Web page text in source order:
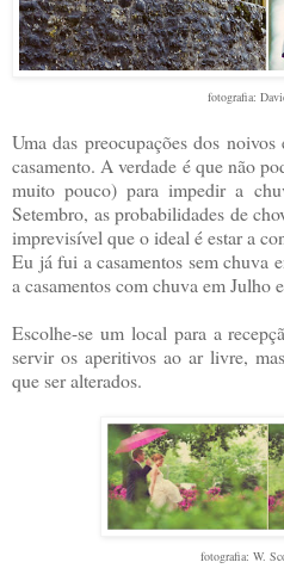
fotografia:
Uma das preocupações dos
casamento. A verdade é que não
muito pouco) para impedir a
Setembro, as probabilidades de
imprevisível que o ideal é estar a
Eu já fui a casamentos sem chuva
a casamentos com chuva em Julho
Escolhe-se um local para a
servir os aperitivos ao ar livre,
que ser alterados.
fotografia: W.